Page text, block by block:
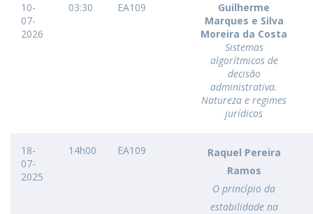
10-
07-
2026
03:30 EA109
Guilherme
Marques e Silva
Moreira da Costa
Sistemas
algorítmicos de
decisão
administrativa.
Natureza e regimes
jurídicos
18-
07-
2025
14h00 EA109
Raquel Pereira
Ramos
O princípio da
estabilidade na